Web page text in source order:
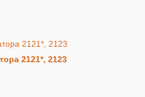
2121*, 2123